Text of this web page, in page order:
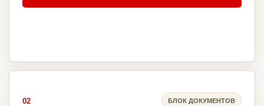
02 БЛОК ДОКУМЕНТОВ